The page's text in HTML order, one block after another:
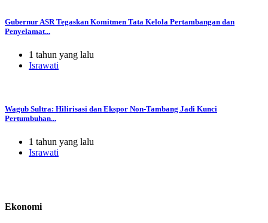
Gubernur ASR Tegaskan Komitmen Tata Kelola Pertambangan dan
Penyelamat...
1 tahun yang lalu
Israwati
Wagub Sultra: Hilirisasi dan Ekspor Non-Tambang Jadi Kunci
Pertumbuhan...
1 tahun yang lalu
Israwati
Ekonomi